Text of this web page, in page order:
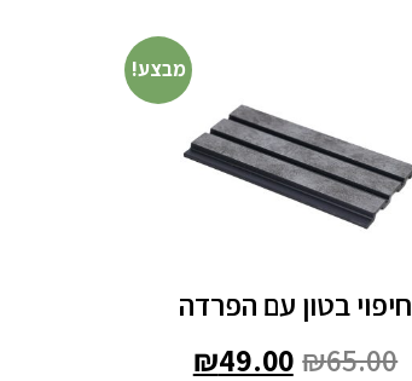
מבצע!
חיפוי בטון עם הפרדה
₪65.00
₪49.00